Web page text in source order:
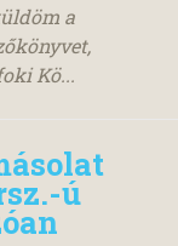
a
Kö...
ú